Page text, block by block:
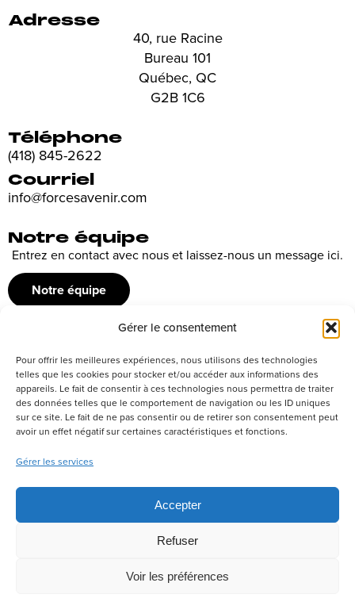
Gérer le consentement
Pour offrir les meilleures expériences, nous utilisons des technologies
telles que les cookies pour stocker et/ou accéder aux informations des
appareils. Le fait de consentir à ces technologies nous permettra de traiter
des données telles que le comportement de navigation ou les ID uniques
sur ce site. Le fait de ne pas consentir ou de retirer son consentement peut
avoir un effet négatif sur certaines caractéristiques et fonctions.
Gérer les services
Accepter
Refuser
Voir les préférences
Adresse
40, rue Racine
Bureau 101
Québec, QC
G2B 1C6
Téléphone
(418) 845-2622
Courriel
info@forcesavenir.com
Notre équipe
Entrez en contact avec nous et laissez-nous un message ici.
Notre équipe
Recrutement
Découvrez nos offres d’emploi ou envoyez votre candidature
spontanée
Postuler